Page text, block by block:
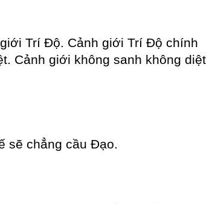
Trí Độ. Cảnh giới Trí Độ chính
Cảnh giới không sanh không diệt
sẽ chẳng cầu Đạo.